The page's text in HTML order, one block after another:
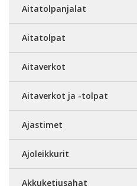
Aitatolpanjalat
Aitatolpat
Aitaverkot
Aitaverkot ja -tolpat
Ajastimet
Ajoleikkurit
Akkuketjusahat